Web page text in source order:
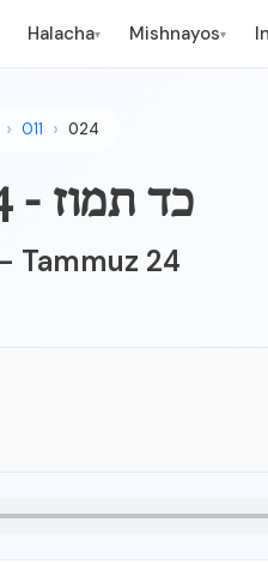
Halacha▾ Mishnayos▾
011 024
Tamuz 24 - כד תמוז
Tammuz 24